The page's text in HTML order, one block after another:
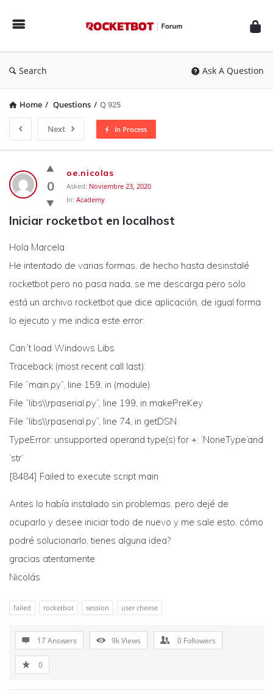
Forum
Search Ask A Question
Home / Questions / Q 925
Next In Process
Rocketbot
Forum
Latest
Questions
0
oe.nicolas
Asked: Noviembre 23, 2020
In: Academy
Iniciar rocketbot en localhost
Hola Marcela
He intentado de varias formas, de hecho hasta desinstalé
rocketbot pero no pasa nada, se me descarga pero solo
está un archivo rocketbot que dice aplicación, de igual forma
lo ejecuto y me indica este error:
Can´t load Windows Libs
Traceback (most recent call last):
File “main.py”, line 159, in (module)
File “libs\\rpaserial.py”, line 199, in makePreKey
File “libs\\rpaserial.py”, line 74, in getDSN
TypeError: unsupported operand type(s) for +: ‘NoneType’and
‘str’
[8484] Failed to execute script main
Antes lo había instalado sin problemas, pero dejé de
ocuparlo y desee iniciar todo de nuevo y me sale esto, cómo
podré solucionarlo, tienes alguna idea?
gracias atentamente
Nicolás
failed rocketbot session user cheese
17 Answers 9kViews 0 Followers
0